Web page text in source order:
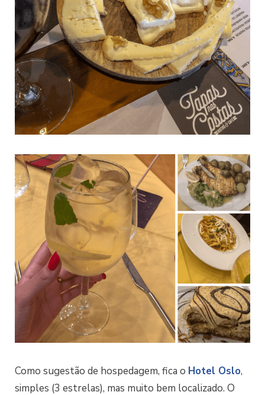
Como sugestão de hospedagem, fica o Hotel Oslo,
simples (3 estrelas), mas muito bem localizado. O